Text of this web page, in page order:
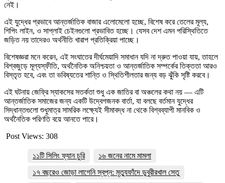
নেই।
এই যুদ্ধের প্রভাবে আন্তর্জাতিক বাজার এলোমেলো হচ্ছে, বিশেষ করে তেলের মূল্য,
শিপিং লাইন, ও সাপ্লাই চেইনগুলো প্রভাবিত হচ্ছে। যেসব দেশ এমন পরিস্থিতিতে
জড়িত নয় তাদেরও অর্থনীতি খারাপ প্রতিক্রিয়া পাচ্ছে।
বিশেষজ্ঞরা মনে করেন, এই সংঘাতের দীর্ঘমেয়াদি সমাধান যদি না দ্রুত পাওয়া যায়, তাহলে
বিশ্বজুড়ে মূল্যস্ফীতি, অর্থনৈতিক অনিশ্চয়তা ও আন্তর্জাতিক সম্পর্কের তিক্ততা আরও
বিস্তৃত হবে, এবং তা ভবিষ্যতের শান্তি ও স্থিতিশীলতার জন্য বড় ঝুঁকি সৃষ্টি করবে।
এই ঘটনায় জেফ্রি স্যাকসের সতর্কতা শুধু এক জাতির বা অঞ্চলের কথা নয় — এটি
আন্তর্জাতিক সমাজের জন্য একটি উদ্বেগজনক বার্তা, যা বলছে বর্তমান যুদ্ধের
সিদ্ধান্তগুলো শুধুমাত্র সামরিক লক্ষ্যেই সীমাবদ্ধ না থেকে বিশ্বব্যাপী মানবিক ও
অর্থনৈতিক পরিণতি বয়ে আনতে পারে।
Post Views: 308
১১টি সিলিং ফ্যান চুরি
১৬ জনের নামে মামলা
১৭ বছরেও জোড়া লাগেনি স্বপ্ন: মৃত্যুফাঁদে ডুবুরীরখাল সেতু